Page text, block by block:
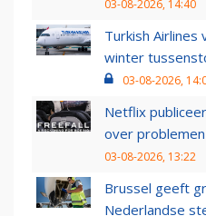
03-08-2026, 14:40
Turkish Airlines
winter
03-08-2026,
Netflix
over
03-08-2026, 13:22
Brussel geeft
Nederlandse